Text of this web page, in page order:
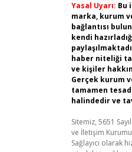
Yasal Uyarı: Bu
marka, kurum
bağlantısı
kendi
haber niteliği
ve kişiler
Gerçek kurum
tamamen
halindedir ve
Sitemiz, 5651
ve İletişim
Sağlayıcı olarak